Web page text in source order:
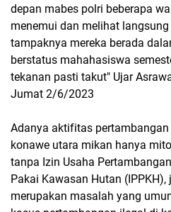
depan mabes polri beberapa
menemui dan melihat
tampaknya mereka berada
berstatus mahahasiswa
tekanan pasti takut" Ujar
Jumat 2/6/2023
Adanya aktifitas
konawe utara mikan hanya
tanpa Izin Usaha
Pakai Kawasan Hutan
merupakan masalah yang